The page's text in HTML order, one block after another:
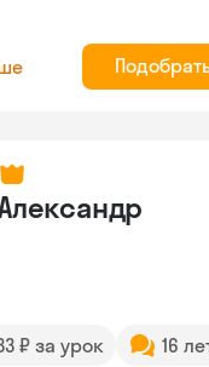
₽ за урок
16